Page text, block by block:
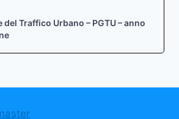
del Traffico Urbano – PGTU – anno